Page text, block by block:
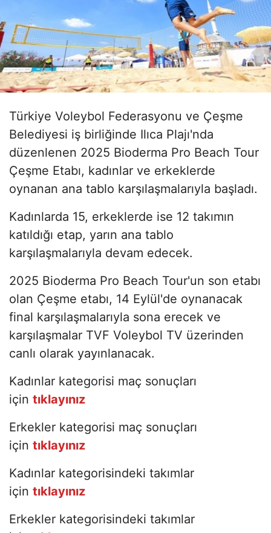
Türkiye Voleybol Federasyonu ve Çeşme
Belediyesi iş birliğinde Ilıca Plajı'nda
düzenlenen 2025 Bioderma Pro Beach Tour
Çeşme Etabı, kadınlar ve erkeklerde
oynanan ana tablo karşılaşmalarıyla başladı.
Kadınlarda 15, erkeklerde ise 12 takımın
katıldığı etap, yarın ana tablo
karşılaşmalarıyla devam edecek.
2025 Bioderma Pro Beach Tour'un son etabı
olan Çeşme etabı, 14 Eylül'de oynanacak
final karşılaşmalarıyla sona erecek ve
karşılaşmalar TVF Voleybol TV üzerinden
canlı olarak yayınlanacak.
Kadınlar kategorisi maç sonuçları
için tıklayınız
Erkekler kategorisi maç sonuçları
için tıklayınız
Kadınlar kategorisindeki takımlar
için tıklayınız
Erkekler kategorisindeki takımlar